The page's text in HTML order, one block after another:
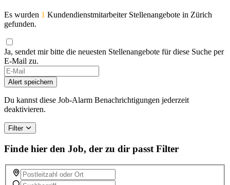
Es wurden 1 Kundendienstmitarbeiter Stellenangebote in Zürich
gefunden.
Ja, sendet mir bitte die neuesten Stellenangebote für diese Suche per
E-Mail zu.
Alert speichern
Du kannst diese Job-Alarm Benachrichtigungen jederzeit
deaktivieren.
Filter
Finde hier den Job, der zu dir passt Filter